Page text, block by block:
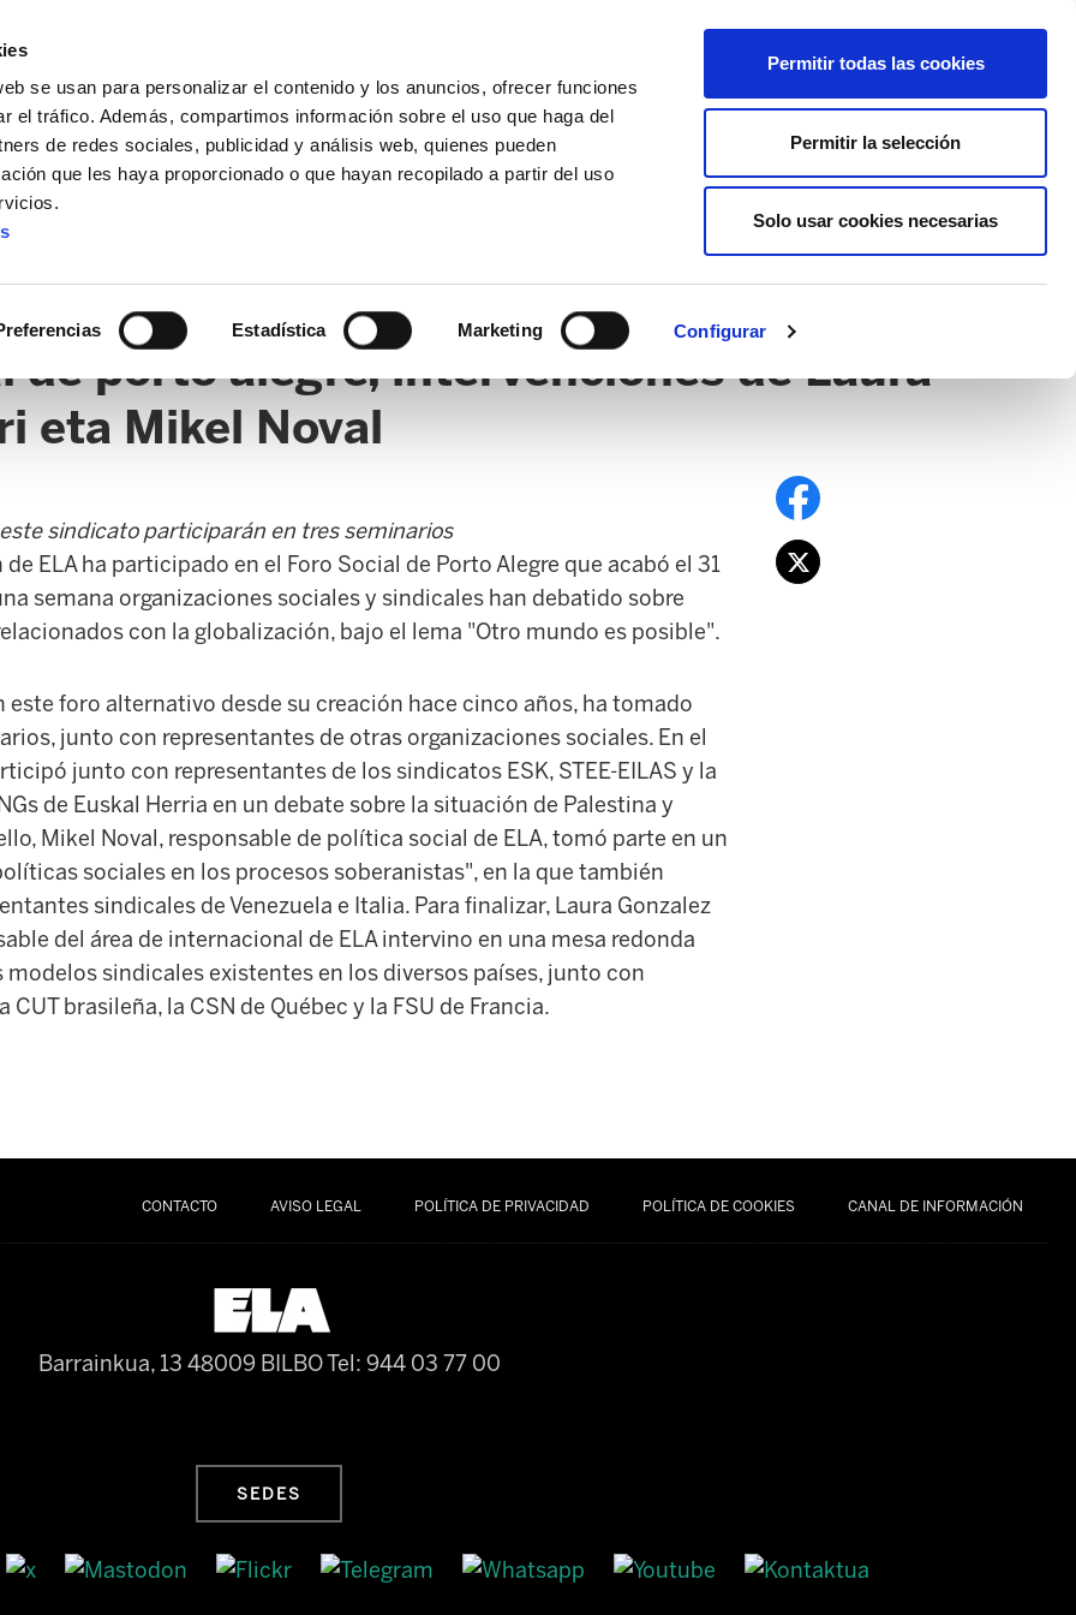
se usan para personalizar el contenido y los anuncios, ofrecer funciones
el tráfico. Además, compartimos información sobre el uso que haga del
de redes sociales, publicidad y análisis web, quienes pueden
que les haya proporcionado o que hayan recopilado a partir del uso
Estadística Marketing Configurar
Permitir todas las cookies
Permitir la selección
Solo usar cookies necesarias
AFÍLIATE
de porto alegre, intervenciones de Laura
eta Mikel Noval
sindicato participarán en tres seminarios
ELA ha participado en el Foro Social de Porto Alegre que acabó el 31
semana organizaciones sociales y sindicales han debatido sobre
con la globalización, bajo el lema "Otro mundo es posible".
este foro alternativo desde su creación hace cinco años, ha tomado
junto con representantes de otras organizaciones sociales. En el
junto con representantes de los sindicatos ESK, STEE-EILAS y la
de Euskal Herria en un debate sobre la situación de Palestina y
Mikel Noval, responsable de política social de ELA, tomó parte en un
sociales en los procesos soberanistas", en la que también
sindicales de Venezuela e Italia. Para finalizar, Laura Gonzalez
del área de internacional de ELA intervino en una mesa redonda
modelos sindicales existentes en los diversos países, junto con
CUT brasileña, la CSN de Québec y la FSU de Francia.
CONTACTO AVISO LEGAL POLÍTICA DE PRIVACIDAD POLÍTICA DE COOKIES CANAL DE INFORMACIÓN
Barrainkua, 13 48009 BILBOTel: 944 03 77 00
SEDES